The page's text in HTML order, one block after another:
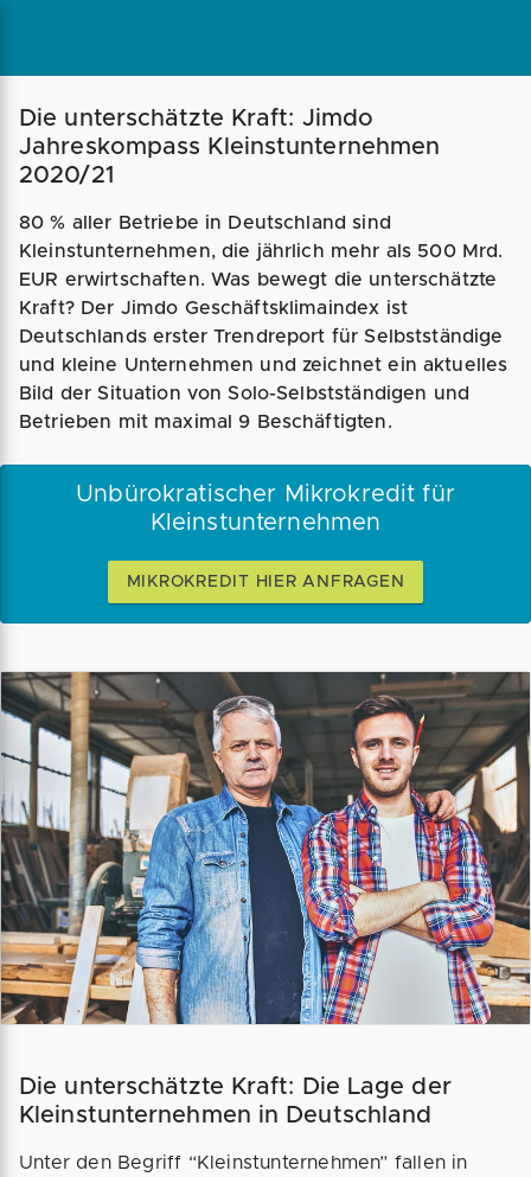
Magazin Businessplan Fördermittel
Die unterschätzte Kraft: Jimdo
Jahreskompass Kleinstunternehmen
2020/21
80 % aller Betriebe in Deutschland sind
Kleinstunternehmen, die jährlich mehr als 500 Mrd.
EUR erwirtschaften. Was bewegt die unterschätzte
Kraft? Der Jimdo Geschäftsklimaindex ist
Deutschlands erster Trendreport für Selbstständige
und kleine Unternehmen und zeichnet ein aktuelles
Bild der Situation von Solo-Selbstständigen und
Betrieben mit maximal 9 Beschäftigten.
Unbürokratischer Mikrokredit für
Kleinstunternehmen
MIKROKREDIT HIER ANFRAGEN
Die unterschätzte Kraft: Die Lage der
Kleinstunternehmen in Deutschland
Unter den Begriff “Kleinstunternehmen” fallen in